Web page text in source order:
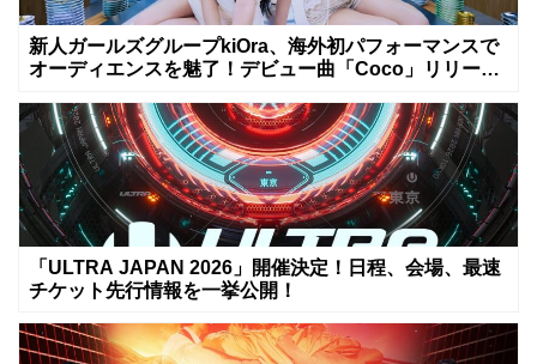
新人ガールズグループkiOra、海外初パフォーマンスで
オーディエンスを魅了！デビュー曲「Coco」リリース
「ULTRA JAPAN 2026」開催決定！日程、会場、最速
チケット先行情報を一挙公開！